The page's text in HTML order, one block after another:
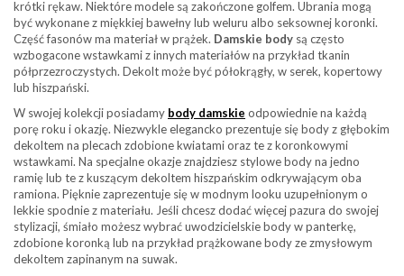
krótki rękaw. Niektóre modele są zakończone golfem. Ubrania mogą
być wykonane z miękkiej bawełny lub weluru albo seksownej koronki.
Część fasonów ma materiał w prążek. Damskie body są często
wzbogacone wstawkami z innych materiałów na przykład tkanin
półprzezroczystych. Dekolt może być półokrągły, w serek, kopertowy
lub hiszpański.
W swojej kolekcji posiadamy body damskie odpowiednie na każdą
porę roku i okazję. Niezwykle elegancko prezentuje się body z głębokim
dekoltem na plecach zdobione kwiatami oraz te z koronkowymi
wstawkami. Na specjalne okazje znajdziesz stylowe body na jedno
ramię lub te z kuszącym dekoltem hiszpańskim odkrywającym oba
ramiona. Pięknie zaprezentuje się w modnym looku uzupełnionym o
lekkie spodnie z materiału. Jeśli chcesz dodać więcej pazura do swojej
stylizacji, śmiało możesz wybrać uwodzicielskie body w panterkę,
zdobione koronką lub na przykład prążkowane body ze zmysłowym
dekoltem zapinanym na suwak.